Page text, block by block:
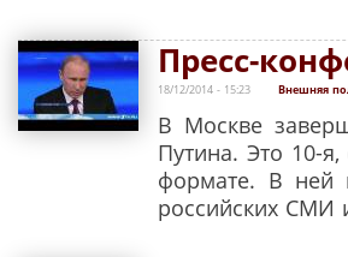
Пресс-
18/12/2014 - 15:23 Внешняя
В Москве
Путина. Это 10-
формате. В ней
российских СМИ